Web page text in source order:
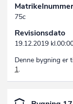
Matrikelnummer
75c
Revisionsdato
19.12.2019
Denne bygning er
1.